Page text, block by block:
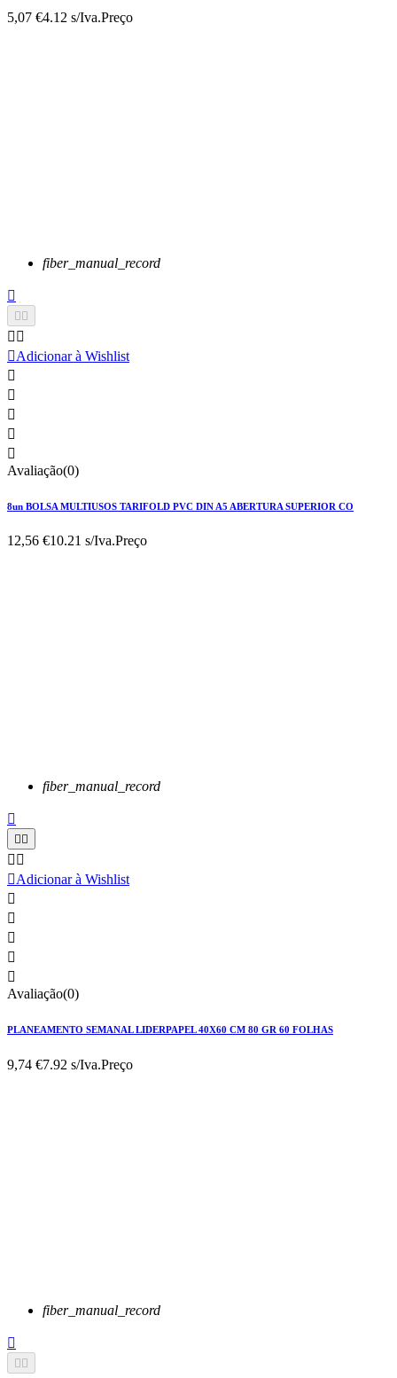
5,07 €4.12 s/Iva.Preço
fiber_manual_record


 
Adicionar à Wishlist





Avaliação(0)
8un BOLSA MULTIUSOS TARIFOLD PVC DIN A5 ABERTURA SUPERIOR CO
12,56 €10.21 s/Iva.Preço
fiber_manual_record

 
 
Adicionar à Wishlist





Avaliação(0)
PLANEAMENTO SEMANAL LIDERPAPEL 40X60 CM 80 GR 60 FOLHAS
9,74 €7.92 s/Iva.Preço
fiber_manual_record

 